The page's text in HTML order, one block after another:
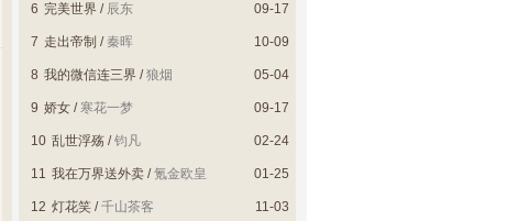
09-17
6 完美世界 / 辰东
10-09
7 走出帝制 /秦晖
05-04
8 我的微信连三界 /狼烟
09-17
9 娇女 /寒花一梦
02-24
10 乱世浮殇 /钧凡
01-25
11 我在万界送外卖 /氪金欧皇
11-03
12 灯花笑 /千山茶客